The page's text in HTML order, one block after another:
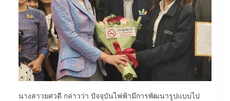
นางสาวยศวดี กล่าวว่า ปัจจุบันไฟฟ้ามีการพัฒนารูปแบบไป